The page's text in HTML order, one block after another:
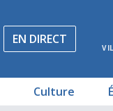
EN DIRECT
Culture